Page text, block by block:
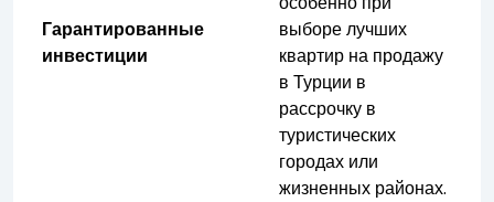
Гарантированные
инвестиции
выборе лучших
квартир на продажу
в Турции в
рассрочку в
туристических
городах или
жизненных районах.